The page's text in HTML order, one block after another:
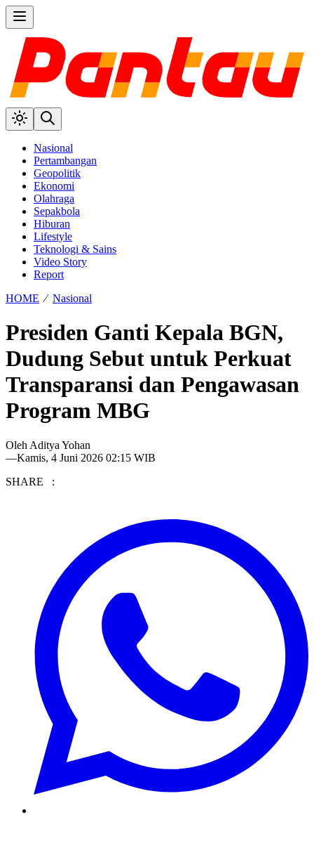
Nasional
Pertambangan
Geopolitik
Ekonomi
Olahraga
Sepakbola
Hiburan
Lifestyle
Teknologi & Sains
Video Story
Report
HOME ⁄ Nasional
Presiden Ganti Kepala BGN,
Dudung Sebut untuk Perkuat
Transparansi dan Pengawasan
Program MBG
Oleh Aditya Yohan
—Kamis, 4 Juni 2026 02:15 WIB
SHARE :